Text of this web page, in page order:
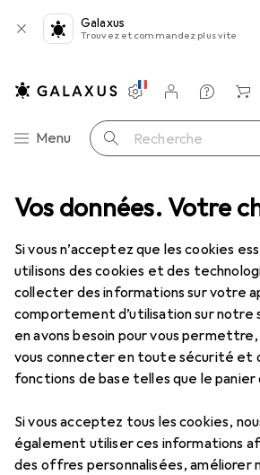
Vos données. Votre
Si vous n’acceptez que les cookies
utilisons des cookies et des
collecter des informations sur votre
comportement d’utilisation sur
en avons besoin pour vous
vous connecter en toute sécurité et
fonctions de base telles que le panier
Si vous acceptez tous les cookies,
également utiliser ces informations
des offres personnalisées, améliorer
Galaxus
Trouvez et commandez plus vite
Navigation par catégorie
Menu Recherche
Paramètres
Compte client
Listes de comparaison
Listes d'envies
Panier
l'assortiment IT + multimédia
Stockage
DécouvrirForum
Nouveautés + tendances